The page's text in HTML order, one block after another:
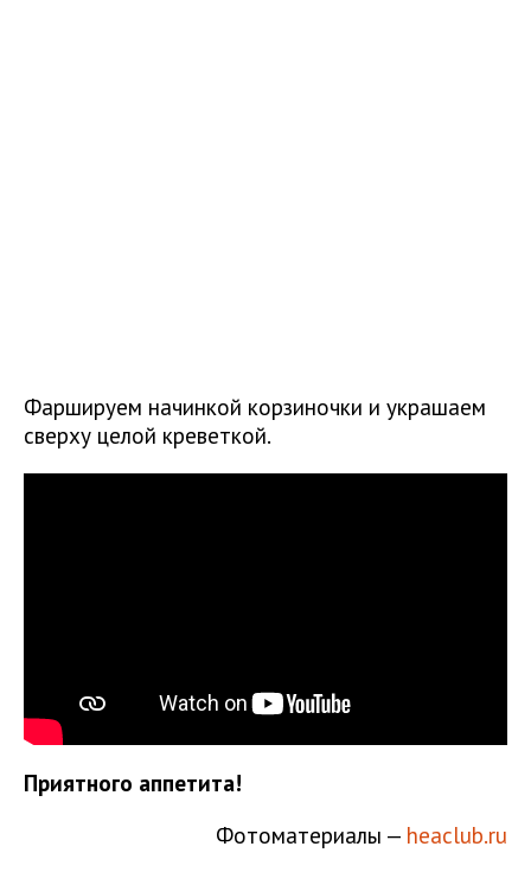
Фаршируем начинкой корзиночки и украшаем
сверху целой креветкой.
Приятного аппетита!
Фотоматериалы — heaclub.ru